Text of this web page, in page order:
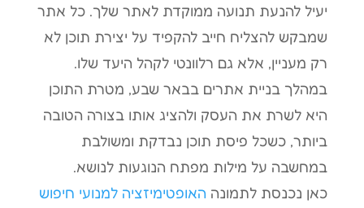
יעיל להנעת תנועה ממוקדת לאתר שלך. כל אתר
שמבקש להצליח חייב להקפיד על יצירת תוכן לא
רק מעניין, אלא גם רלוונטי לקהל היעד שלו.
במהלך בניית אתרים בבאר שבע, מטרת התוכן
היא לשרת את העסק ולהציג אותו בצורה הטובה
ביותר, כשכל פיסת תוכן נבדקת ומשולבת
במחשבה על מילות מפתח הנוגעות לנושא.
כאן נכנסת לתמונה האופטימיזציה למנועי חיפוש